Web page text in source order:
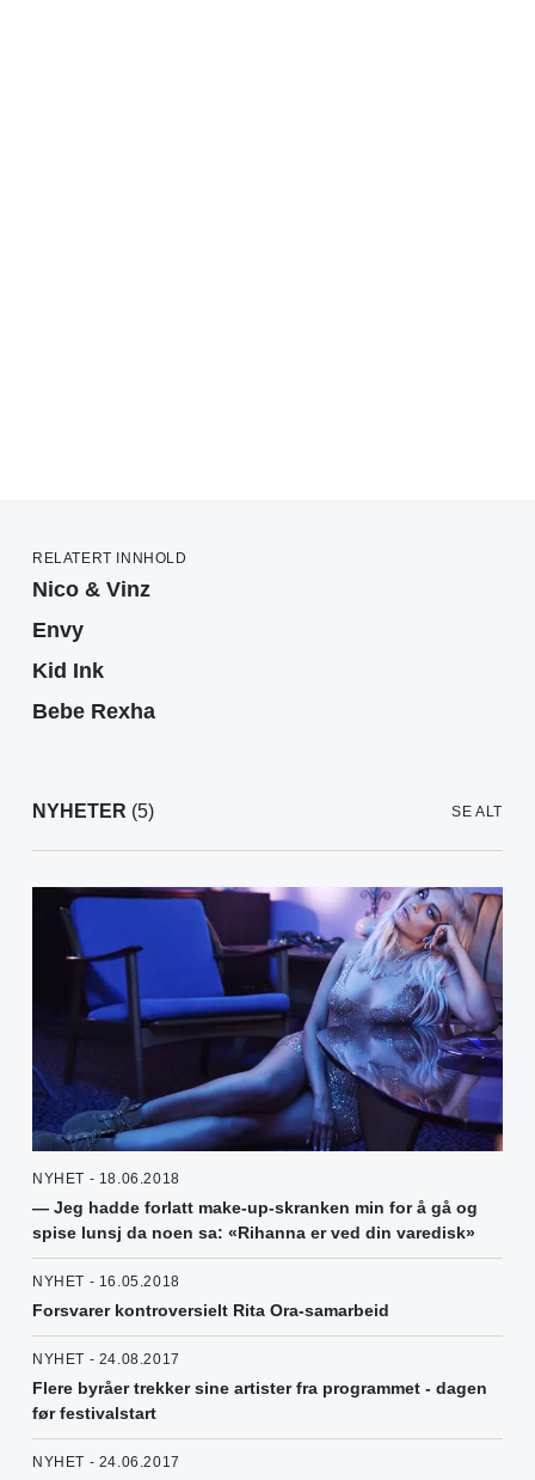
RELATERT INNHOLD
Nico & Vinz
Envy
Kid Ink
Bebe Rexha
NYHETER (5) SE ALT
NYHET - 18.06.2018
— Jeg hadde forlatt make-up-skranken min for å gå og
spise lunsj da noen sa: «Rihanna er ved din varedisk»
NYHET - 16.05.2018
Forsvarer kontroversielt Rita Ora-samarbeid
NYHET - 24.08.2017
Flere byråer trekker sine artister fra programmet - dagen
før festivalstart
NYHET - 24.06.2017